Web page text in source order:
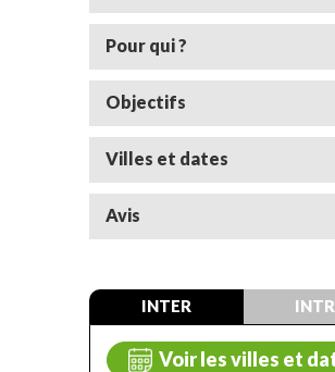
Pour qui ?
Objectifs
Villes et dates
Avis
INTER
Voir les villes et